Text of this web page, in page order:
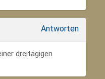
Antworten
dreitägigen